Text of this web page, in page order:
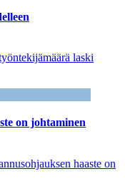
laski
on johtaminen
haaste on